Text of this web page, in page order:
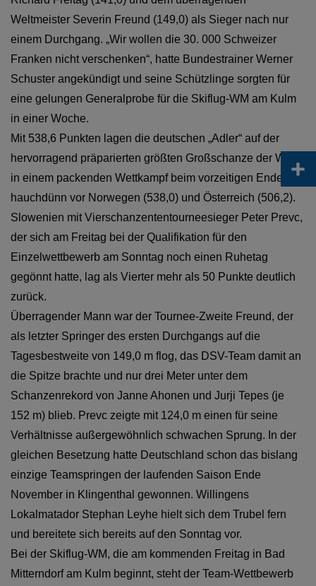
Weltmeister Severin Freund (149,0) als Sieger nach nur
einem Durchgang. „Wir wollen die 30. 000 Schweizer
Franken nicht verschenken“, hatte Bundestrainer Werner
Schuster angekündigt und seine Schützlinge sorgten für
eine gelungen Generalprobe für die Skiflug-WM am Kulm
in einer Woche.
Mit 538,6 Punkten lagen die deutschen „Adler“ auf der
hervorragend präparierten größten Großschanze der Welt
in einem packenden Wettkampf beim vorzeitigen Ende
hauchdünn vor Norwegen (538,0) und Österreich (506,2).
Slowenien mit Vierschanzententourneesieger Peter Prevc,
der sich am Freitag bei der Qualifikation für den
Einzelwettbewerb am Sonntag noch einen Ruhetag
gegönnt hatte, lag als Vierter mehr als 50 Punkte deutlich
zurück.
Überragender Mann war der Tournee-Zweite Freund, der
als letzter Springer des ersten Durchgangs auf die
Tagesbestweite von 149,0 m flog, das DSV-Team damit an
die Spitze brachte und nur drei Meter unter dem
Schanzenrekord von Janne Ahonen und Jurji Tepes (je
152 m) blieb. Prevc zeigte mit 124,0 m einen für seine
Verhältnisse außergewöhnlich schwachen Sprung. In der
gleichen Besetzung hatte Deutschland schon das bislang
einzige Teamspringen der laufenden Saison Ende
November in Klingenthal gewonnen. Willingens
Lokalmatador Stephan Leyhe hielt sich dem Trubel fern
und bereitete sich bereits auf den Sonntag vor.
Bei der Skiflug-WM, die am kommenden Freitag in Bad
Mitterndorf am Kulm beginnt, steht der Team-Wettbewerb
+